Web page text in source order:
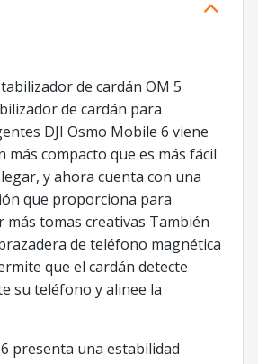
de cardán OM 5
de cardán para
DJI Osmo Mobile 6 viene
más compacto que es más fácil
y ahora cuenta con una
que proporciona para
más tomas creativas También
de teléfono magnética
que el cardán detecte
su teléfono y alinee la
presenta una estabilidad